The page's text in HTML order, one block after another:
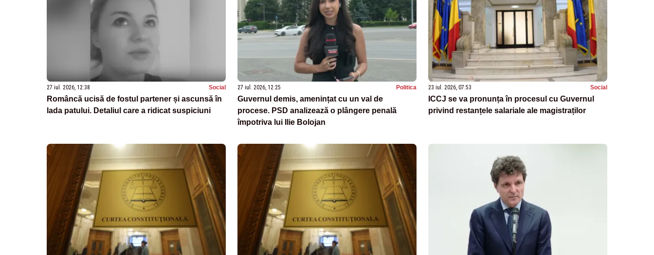
27 iul. 2026, 12:38 Social
Româncă ucisă de fostul partener și ascunsă în
lada patului. Detaliul care a ridicat suspiciuni
27 iul. 2026, 12:25 Politica
Guvernul demis, amenințat cu un val de
procese. PSD analizează o plângere penală
împotriva lui Ilie Bolojan
23 iul. 2026, 07:53 Social
ICCJ se va pronunța în procesul cu Guvernul
privind restanțele salariale ale magistraților